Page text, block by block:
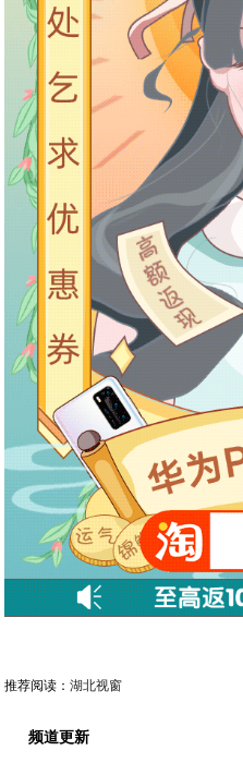
推荐阅读：湖北视窗
频道更新